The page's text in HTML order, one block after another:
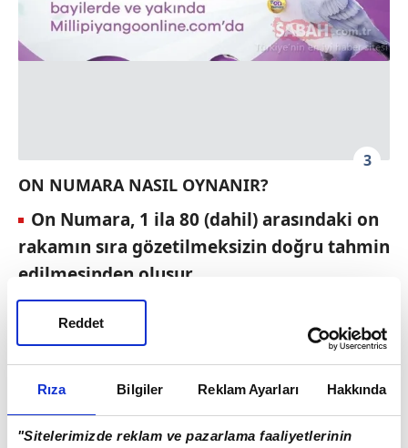
Rıza Bilgiler Reklam Ayarları Hakkında
"Sitelerimizde reklam ve pazarlama faaliyetlerinin
Reddet
3
ON NUMARA NASIL OYNANIR?
On Numara, 1 ila 80 (dahil) arasındaki on
rakamın sıra gözetilmeksizin doğru tahmin
edilmesinden oluşur.
Bir oyun kombinasyonu, 1 ila 80 (dahil)
arasındaki on rakamdan oluşur.
Tek bir oyun kombinasyonunun (kolon)
ücreti 2 TL'dir. Minimum oynama tutarı tek
bir oyun kombinasyonun (kolon) ücretine